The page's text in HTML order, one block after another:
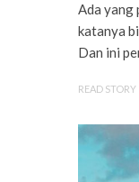
Ada yang
katanya
Dan ini
READ STORY